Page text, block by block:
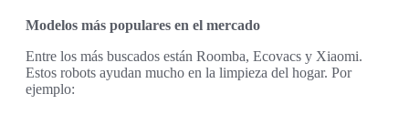
Modelos más populares en el mercado
Entre los más buscados están Roomba, Ecovacs y Xiaomi.
Estos robots ayudan mucho en la limpieza del hogar. Por
ejemplo: